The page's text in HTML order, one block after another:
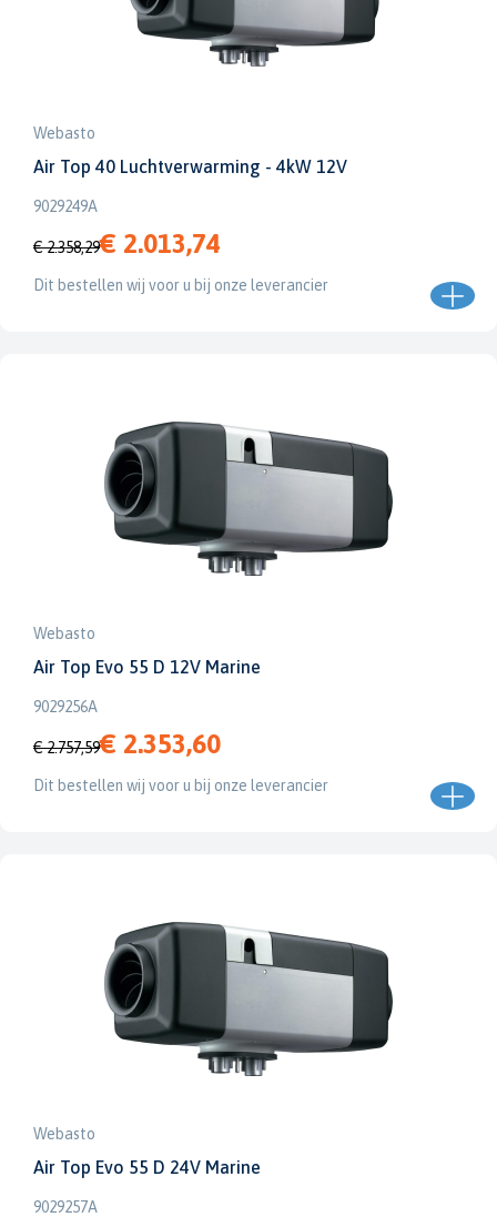
Webasto
Air Top 40 Luchtverwarming - 4kW 12V
9029249A
€ 2.358,29€ 2.013,74
Dit bestellen wij voor u bij onze leverancier
Webasto
Air Top Evo 55 D 12V Marine
9029256A
€ 2.757,59€ 2.353,60
Dit bestellen wij voor u bij onze leverancier
Webasto
Air Top Evo 55 D 24V Marine
9029257A